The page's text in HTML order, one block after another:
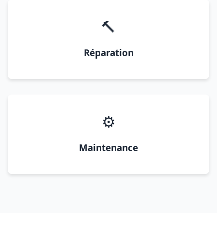
🔨
Réparation
⚙️
Maintenance